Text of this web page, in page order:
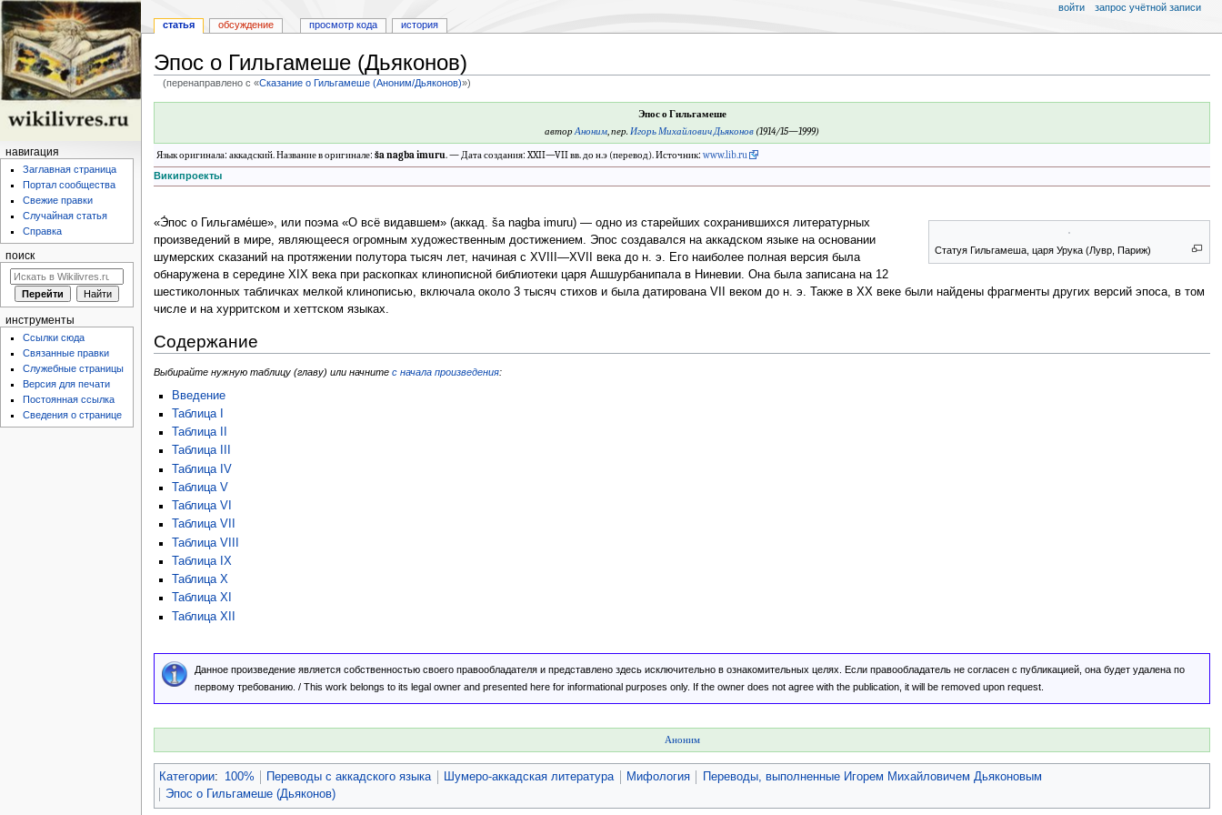
Эпос о Гильгамеше (Дьяконов)
(перенаправлено с «Сказание о Гильгамеше (Аноним/Дьяконов)»)
навигации
поиску
Эпос о Гильгамеше
авторАноним,пер.Игорь Михайлович Дьяконов (1914/15—1999)
Язык оригинала: аккадский. Название в оригинале: ša nagba imuru. — Дата создания: XXII—VII вв. до н.э (перевод). Источник: www.lib.ru
Википроекты
Статуя Гильгамеша, царя Урука (Лувр, Париж)
«Э́пос о Гильгаме́ше», или поэма «О всё видавшем» (аккад. ša nagba imuru) — одно из старейших сохранившихся литературных
произведений в мире, являющееся огромным художественным достижением. Эпос создавался на аккадском языке на основании
шумерских сказаний на протяжении полутора тысяч лет, начиная с XVIII—XVII века до н. э. Его наиболее полная версия была
обнаружена в середине XIX века при раскопках клинописной библиотеки царя Ашшурбанипала в Ниневии. Она была записана на 12
шестиколонных табличках мелкой клинописью, включала около 3 тысяч стихов и была датирована VII веком до н. э. Также в XX веке были найдены фрагменты других версий эпоса, в том
числе и на хурритском и хеттском языках.
Содержание
Выбирайте нужную таблицу (главу) или начните с начала произведения:
Введение
Таблица I
Таблица II
Таблица III
Таблица IV
Таблица V
Таблица VI
Таблица VII
Таблица VIII
Таблица IX
Таблица X
Таблица XI
Таблица XII
Данное произведение является собственностью своего правообладателя и представлено здесь исключительно в ознакомительных целях. Если правообладатель не согласен с публикацией, она будет удалена по
первому требованию. / This work belongs to its legal owner and presented here for informational purposes only. If the owner does not agree with the publication, it will be removed upon request.
Аноним
Категории: 100% Переводы с аккадского языка Шумеро-аккадская литература Мифология
Переводы, выполненные Игорем Михайловичем Дьяконовым
Эпос о Гильгамеше (Дьяконов)
статья обсуждение просмотр кода история
войти запрос учётной записи
навигация
Заглавная страница
Портал сообщества
Свежие правки
Случайная статья
Справка
поиск
инструменты
Ссылки сюда
Связанные правки
Служебные страницы
Версия для печати
Постоянная ссылка
Сведения о странице